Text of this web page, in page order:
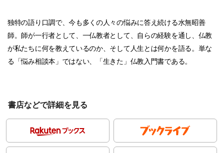
独特の語り口調で、今も多くの人々の悩みに答え続ける水無昭善
師。師が一行者として、一仏教者として、自らの経験を通し、仏教
が私たちに何を教えているのか、そして人生とは何かを語る。単な
る「悩み相談本」ではない、「生きた」仏教入門書である。
書店などで詳細を見る